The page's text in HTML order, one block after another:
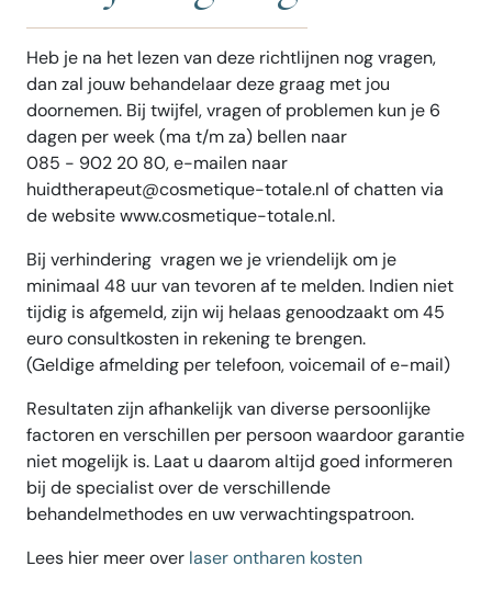
Heb je na het lezen van deze richtlijnen nog vragen,
dan zal jouw behandelaar deze graag met jou
doornemen. Bij twijfel, vragen of problemen kun je 6
dagen per week (ma t/m za) bellen naar
085 - 902 20 80, e-mailen naar
huidtherapeut@cosmetique-totale.nl of chatten via
de website www.cosmetique-totale.nl.
Bij verhindering vragen we je vriendelijk om je
minimaal 48 uur van tevoren af te melden. Indien niet
tijdig is afgemeld, zijn wij helaas genoodzaakt om 45
euro consultkosten in rekening te brengen.
(Geldige afmelding per telefoon, voicemail of e-mail)
Resultaten zijn afhankelijk van diverse persoonlijke
factoren en verschillen per persoon waardoor garantie
niet mogelijk is. Laat u daarom altijd goed informeren
bij de specialist over de verschillende
behandelmethodes en uw verwachtingspatroon.
Lees hier meer over laser ontharen kosten